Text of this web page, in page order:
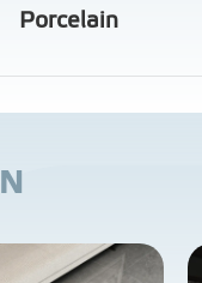
Porcelain
N